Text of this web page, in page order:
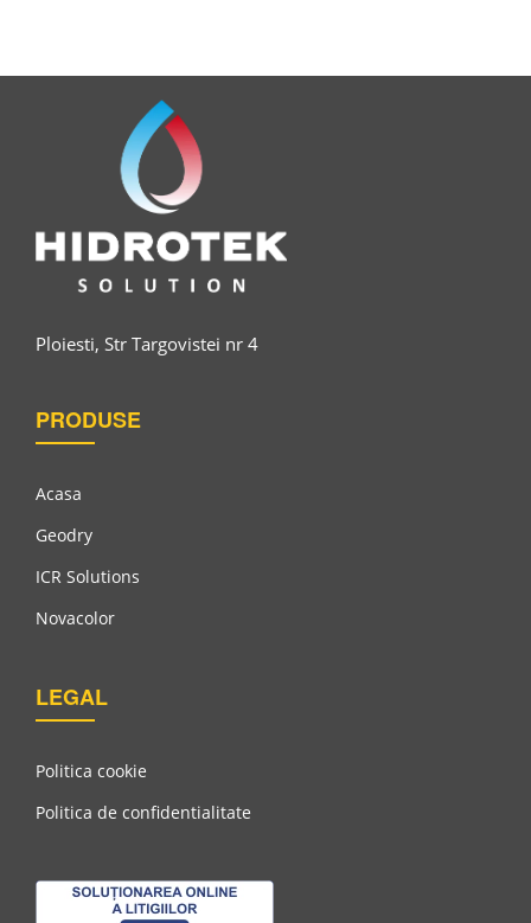
Finisaj Decorativ Metalic Texturat Pentru Interior, Swahili
Tencuială Arhitectural-Decorativă, Aplicabilă Cu Mistria,
Dune
Ploiesti, Str Targovistei nr 4
PRODUSE
Acasa
Geodry
ICR Solutions
Novacolor
LEGAL
Politica cookie
Politica de confidentialitate